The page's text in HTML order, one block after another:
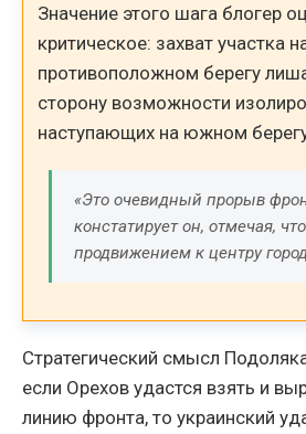
Значение этого шага блогер
критическое: захват участка
противоположном берегу
сторону возможности
наступающих на южном
«Это очевидный прорыв
констатирует он, отмечая,
продвижением к центру
Стратегический смысл
если Орехов удастся взять и
линию фронта, то украинский